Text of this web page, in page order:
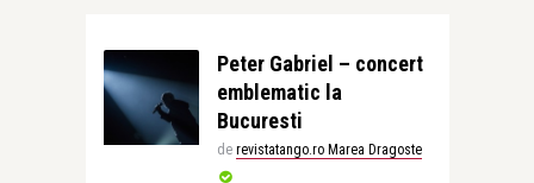
Peter Gabriel – concert
emblematic la
Bucuresti
de revistatango.ro Marea Dragoste